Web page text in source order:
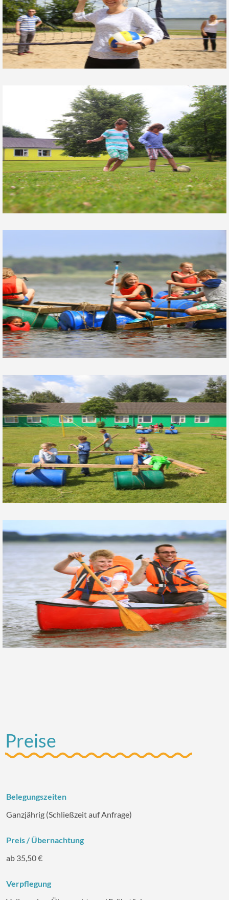
Preise
Belegungszeiten
Ganzjährig (Schließzeit auf Anfrage)
Preis / Übernachtung
ab 35,50 €
Verpflegung